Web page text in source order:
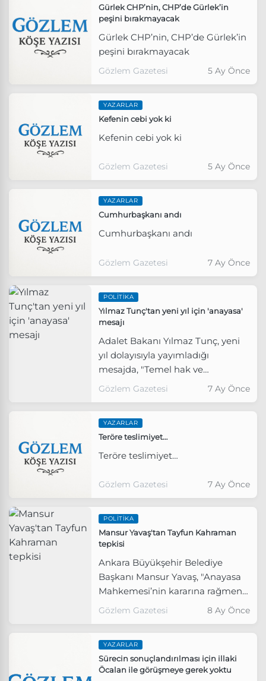
Gürlek CHP’nin, CHP’de Gürlek’in
peşini bırakmayacak
Gürlek CHP’nin, CHP’de Gürlek’in
peşini bırakmayacak
Gözlem Gazetesi 5 Ay Önce
YAZARLAR
Kefenin cebi yok ki
Kefenin cebi yok ki
Gözlem Gazetesi 5 Ay Önce
YAZARLAR
Cumhurbaşkanı andı
Cumhurbaşkanı andı
Gözlem Gazetesi 7 Ay Önce
POLITIKA
Yılmaz Tunç'tan yeni yıl için 'anayasa'
mesajı
Adalet Bakanı Yılmaz Tunç, yeni
yıl dolayısıyla yayımladığı
mesajda, "Temel hak ve
özgürlükleri öne alan, kuşatıcı,
demokratik bir anayasayı
ülkemize kazandırmanın
gayretinde olacağız" dedi.
Gözlem Gazetesi 7 Ay Önce
YAZARLAR
Teröre teslimiyet…
Teröre teslimiyet…
Gözlem Gazetesi 7 Ay Önce
POLITIKA
Mansur Yavaş'tan Tayfun Kahraman
tepkisi
Ankara Büyükşehir Belediye
Başkanı Mansur Yavaş, "Anayasa
Mahkemesi’nin kararına rağmen
Tayfun Kahraman’ın hâlâ
mağduriyet değil, hukuk
devletinin yarınlarına dair
hepimizi kaygılandıran bir
Gözlem Gazetesi 8 Ay Önce
YAZARLAR
Sürecin sonuçlandırılması için illaki
Öcalan ile görüşmeye gerek yoktu